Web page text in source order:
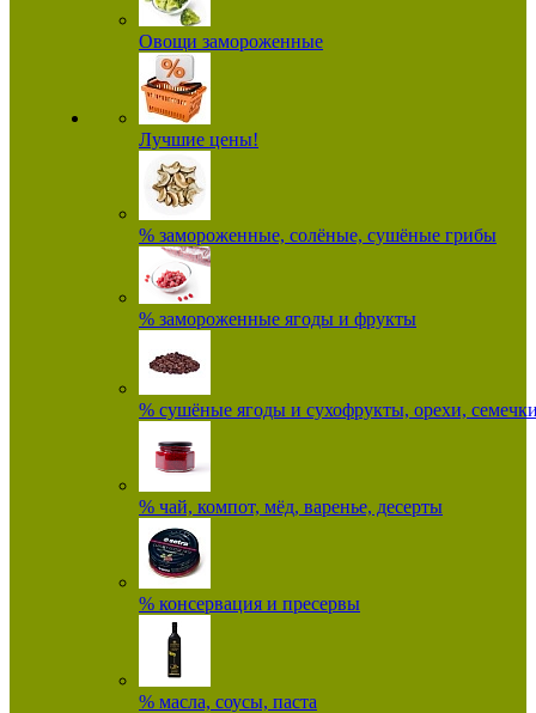
Овощи замороженные
Лучшие цены!
% замороженные, солёные, сушёные грибы
% замороженные ягоды и фрукты
% сушёные ягоды и сухофрукты, орехи,
% чай, компот, мёд, варенье, десерты
% консервация и пресервы
% масла, соусы, паста